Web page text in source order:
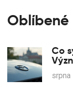
Oblíbené
Co
srpna